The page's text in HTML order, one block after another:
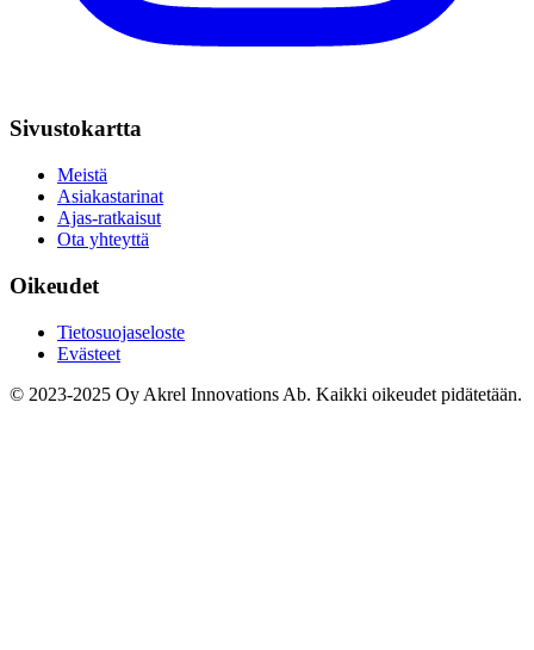
Sivustokartta
Meistä
Asiakastarinat
Ajas-ratkaisut
Ota yhteyttä
Oikeudet
Tietosuojaseloste
Evästeet
© 2023-2025 Oy Akrel Innovations Ab. Kaikki oikeudet pidätetään.